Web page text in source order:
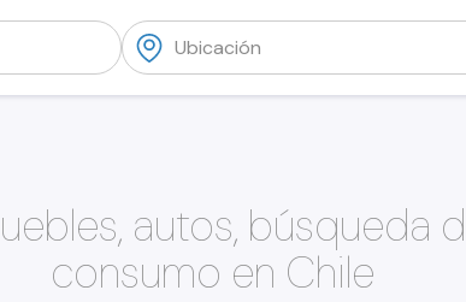
autos, búsqueda
consumo en Chile